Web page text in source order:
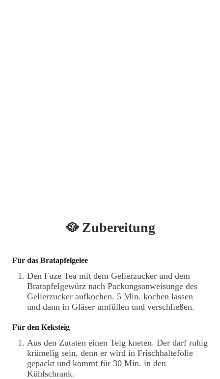
🥘 Zubereitung
Für das Bratapfelgelee
Den Fuze Tea mit dem Gelierzucker und dem
Bratapfelgewürz nach Packungsanweisunge des
Gelierzucker aufkochen. 5 Min. kochen lassen
und dann in Gläser umfüllen und verschließen.
Für den Keksteig
Aus den Zutaten einen Teig kneten. Der darf ruhig
krümelig sein, denn er wird in Frischhaltefolie
gepackt und kommt für 30 Min. in den
Kühlschrank.